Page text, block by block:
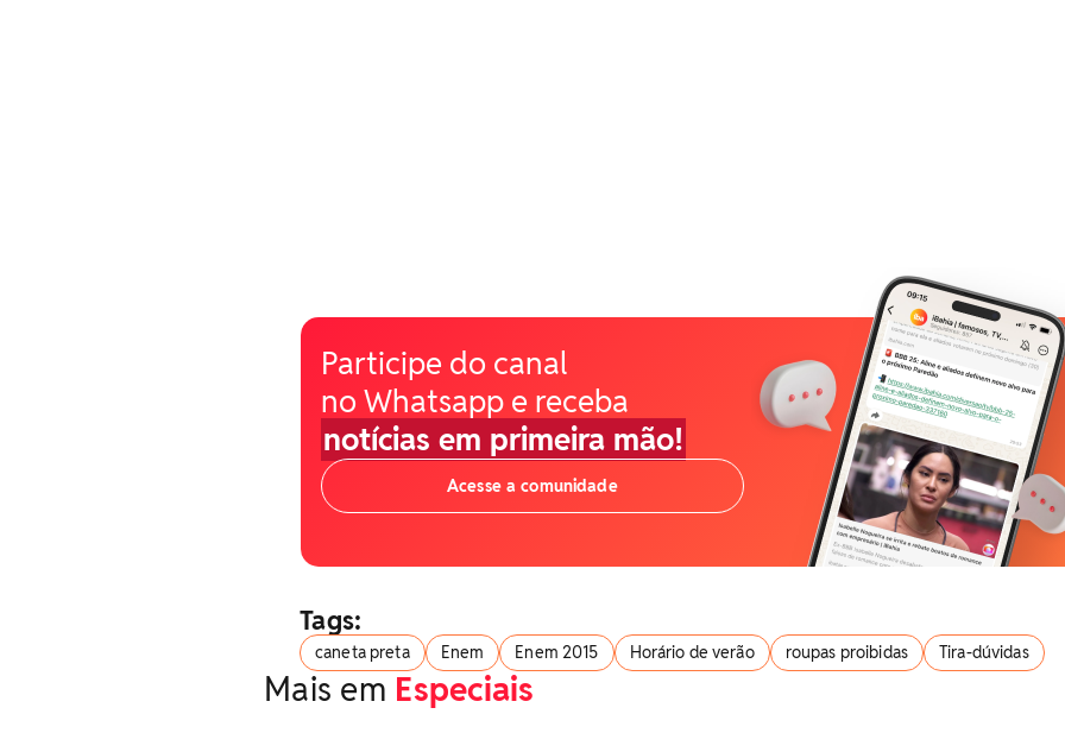
Participe do canal
no Whatsapp e receba
notícias em primeira mão!
Acesse a comunidade
Tags:
caneta preta Enem Enem 2015 Horário de verão roupas proibidas Tira-dúvidas
Mais em Especiais